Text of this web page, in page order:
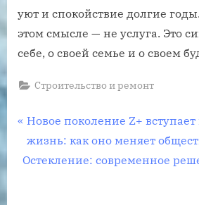
уют и спокойствие долгие
этом смысле — не услуга. Это
себе, о своей семье и о своем
Строительство и ремонт
Навигация
по
P
r
e
Новое поколение Z+
жизнь: как оно меняет
N
Остекление: современное